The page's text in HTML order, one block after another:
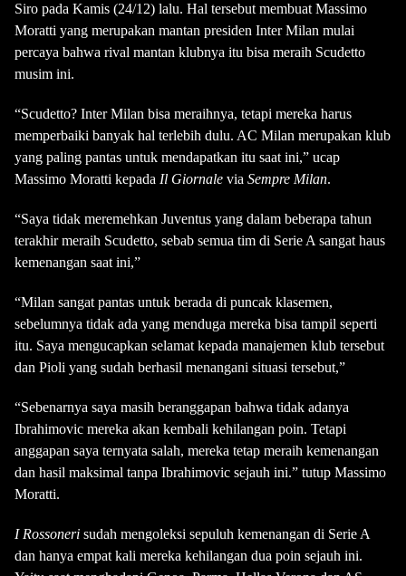
Siro pada Kamis (24/12) lalu. Hal tersebut membuat Massimo
Moratti yang merupakan mantan presiden Inter Milan mulai
percaya bahwa rival mantan klubnya itu bisa meraih Scudetto
musim ini.
“Scudetto? Inter Milan bisa meraihnya, tetapi mereka harus
memperbaiki banyak hal terlebih dulu. AC Milan merupakan klub
yang paling pantas untuk mendapatkan itu saat ini,” ucap
Massimo Moratti kepada Il Giornale via Sempre Milan.
“Saya tidak meremehkan Juventus yang dalam beberapa tahun
terakhir meraih Scudetto, sebab semua tim di Serie A sangat haus
kemenangan saat ini,”
“Milan sangat pantas untuk berada di puncak klasemen,
sebelumnya tidak ada yang menduga mereka bisa tampil seperti
itu. Saya mengucapkan selamat kepada manajemen klub tersebut
dan Pioli yang sudah berhasil menangani situasi tersebut,”
“Sebenarnya saya masih beranggapan bahwa tidak adanya
Ibrahimovic mereka akan kembali kehilangan poin. Tetapi
anggapan saya ternyata salah, mereka tetap meraih kemenangan
dan hasil maksimal tanpa Ibrahimovic sejauh ini.” tutup Massimo
Moratti.
I Rossoneri sudah mengoleksi sepuluh kemenangan di Serie A
dan hanya empat kali mereka kehilangan dua poin sejauh ini.